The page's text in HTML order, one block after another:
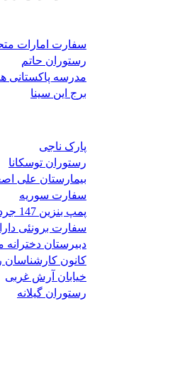
سفارت امارات
رستوران حاتم
مدرسه پاکستانی
برج این سینا
پارک ناجی
رستوران توسکانا
بیمارستان علی
سفارت سوریه
پمپ بنزین 147 جردن
سفارت برونئی
دبیرستان دخترانه
کانون
خیابان آرش غربی
رستوران گیلانه